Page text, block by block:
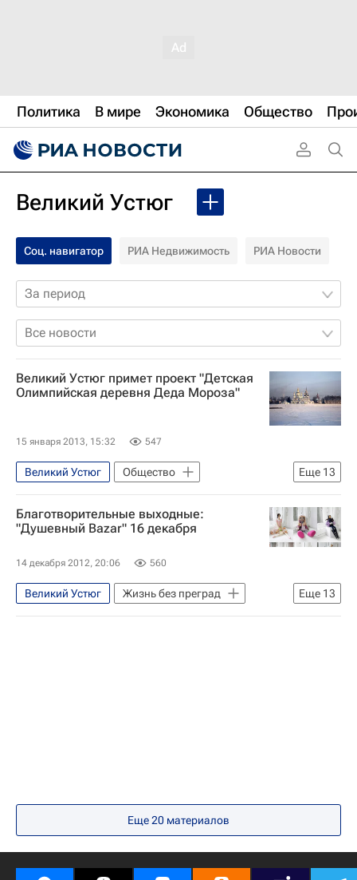
Политика В мире Экономика Общество
Великий Устюг
Соц. навигатор РИА Недвижимость РИА Новости
За период
Все новости
Великий Устюг примет проект "Детская
Олимпийская деревня Деда Мороза"
15 января 2013, 15:32 547
Еще 13
Великий Устюг
Общество
Жизнь без преград
Спорт
Москва
Центральный ФО
Великоустюгский район
Северо-Западный ФО
Весь мир
Дед Мороз
Олимпийские игры
Благотворительные выходные:
"Душевный Bazar" 16 декабря
14 декабря 2012, 20:06 560
Еще 13
Великий Устюг
Жизнь без преград
Москва
Северо-Западный ФО
Еще20 материалов